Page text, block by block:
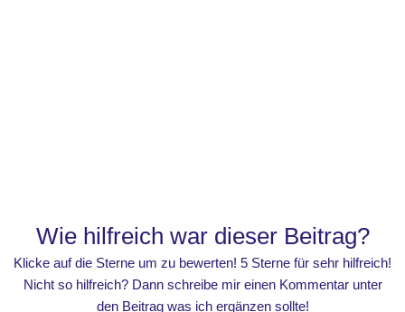
Wie hilfreich war dieser Beitrag?
Klicke auf die Sterne um zu bewerten! 5 Sterne für sehr hilfreich!
Nicht so hilfreich? Dann schreibe mir einen Kommentar unter
den Beitrag was ich ergänzen sollte!